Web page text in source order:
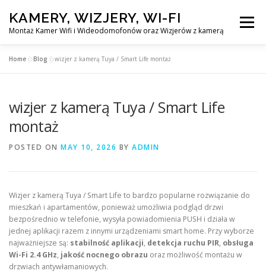
content
KAMERY, WIZJERY, WI-FI
Montaż Kamer Wifi i Wideodomofonów oraz Wizjerów z kamerą
Menu
MONTAŻ WIDEDOMOFONÓW
KONTAKT
PL
Home »Blog »wizjer z kamerą Tuya / Smart Life montaż
wizjer z kamerą Tuya / Smart Life
montaż
POSTED ON MAY 10, 2026 BY ADMIN
Wizjer z kamerą Tuya / Smart Life to bardzo popularne rozwiązanie do
mieszkań i apartamentów, ponieważ umożliwia podgląd drzwi
bezpośrednio w telefonie, wysyła powiadomienia PUSH i działa w
jednej aplikacji razem z innymi urządzeniami smart home. Przy wyborze
najważniejsze są: stabilność aplikacji, detekcja ruchu PIR, obsługa
Wi-Fi 2.4 GHz, jakość nocnego obrazu oraz możliwość montażu w
drzwiach antywłamaniowych.